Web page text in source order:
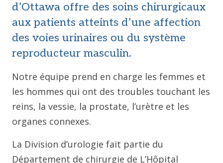
d’Ottawa offre des soins chirurgicaux
aux patients atteints d’une affection
des voies urinaires ou du système
reproducteur masculin.
Notre équipe prend en charge les femmes et
les hommes qui ont des troubles touchant les
reins, la vessie, la prostate, l’urètre et les
organes connexes.
La Division d’urologie fait partie du
Département de chirurgie de L’Hôpital